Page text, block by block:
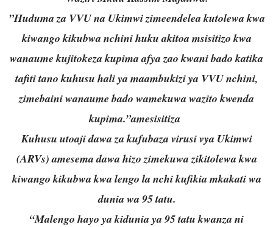
”Huduma za VVU na Ukimwi zimeendelea kutolewa kwa
kiwango kikubwa nchini huku akitoa msisitizo kwa
wanaume kujitokeza kupima afya zao kwani bado katika
tafiti tano kuhusu hali ya maambukizi ya VVU nchini,
zimebaini wanaume bado wamekuwa wazito kwenda
kupima.”amesisitiza
Kuhusu utoaji dawa za kufubaza virusi vya Ukimwi
(ARVs) amesema dawa hizo zimekuwa zikitolewa kwa
kiwango kikubwa kwa lengo la nchi kufikia mkakati wa
dunia wa 95 tatu.
“Malengo hayo ya kidunia ya 95 tatu kwanza ni